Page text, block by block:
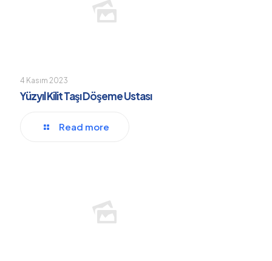
4 Kasım 2023
Yüzyıl Kilit Taşı Döşeme Ustası
Read more